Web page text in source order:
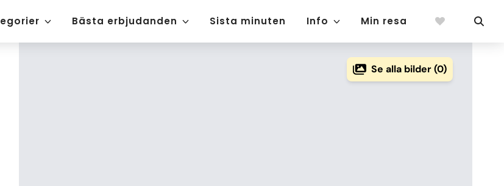
Bästa erbjudanden Sista minuten Info Min resa
Se alla bilder (0)